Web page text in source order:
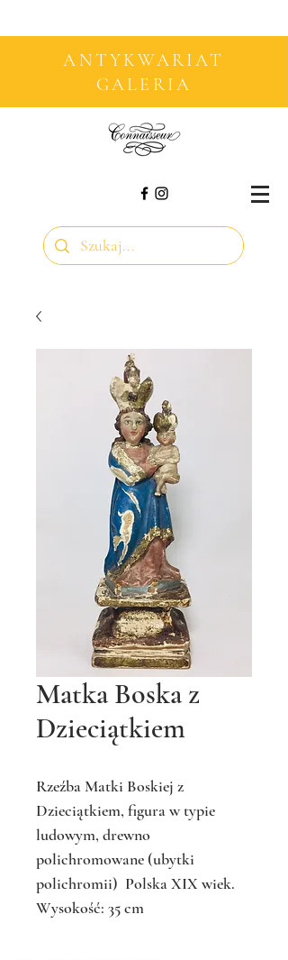
ANTYKWARIAT
GALERIA
Matka Boska z
Dzieciątkiem
Rzeźba Matki Boskiej z
Dzieciątkiem, figura w typie
ludowym, drewno
polichromowane (ubytki
polichromii) Polska XIX wiek.
Wysokość: 35 cm